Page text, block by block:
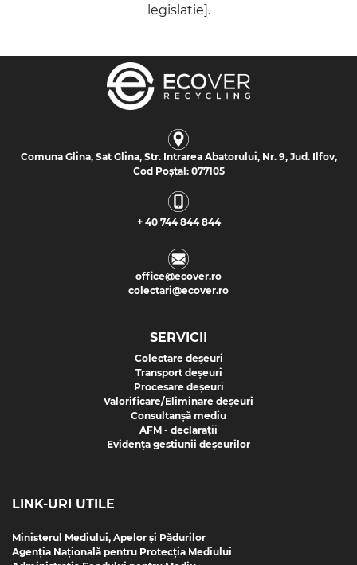
legislatie].
Comuna Glina, Sat Glina, Str. Intrarea Abatorului, Nr. 9, Jud. Ilfov,
Cod Poștal: 077105
+ 40 744 844 844
office@ecover.ro
colectari@ecover.ro
SERVICII
Colectare deșeuri
Transport deșeuri
Procesare deșeuri
Valorificare/Eliminare deșeuri
Consultanșă mediu
AFM - declarații
Evidența gestiunii deșeurilor
LINK-URI UTILE
Ministerul Mediului, Apelor și Pădurilor
Agenția Națională pentru Protecția Mediului